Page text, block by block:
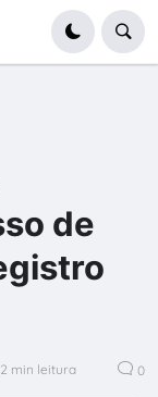
de
2 min leitura 0